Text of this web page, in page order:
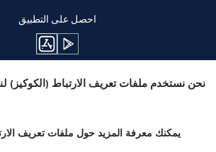
احصل على التطبيق
ابقوا متابعين
نحن نستخدم ملفات تعريف الارتباط (الكوكيز)
يمكنك معرفة المزيد حول ملفات تعريف